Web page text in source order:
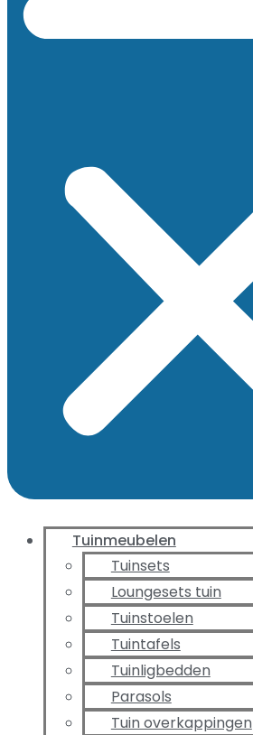
Tuinmeubelen
Tuinsets
Loungesets tuin
Tuinstoelen
Tuintafels
Tuinligbedden
Parasols
Tuin overkappingen